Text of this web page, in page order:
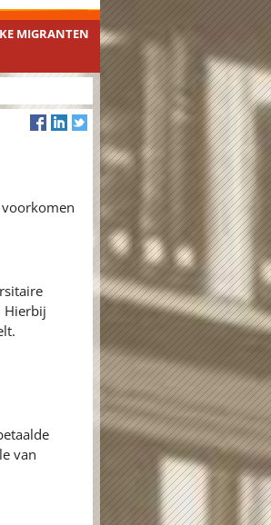
MIGRANTEN
Hierbij
van